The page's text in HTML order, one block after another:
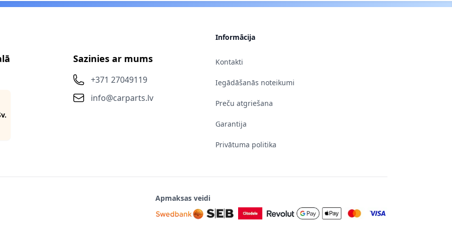
Sazinies ar mums
+371 27049119
info@carparts.lv
Informācija
Kontakti
Iegādāšanās noteikumi
Preču atgriešana
Garantija
Privātuma politika
Apmaksas veidi